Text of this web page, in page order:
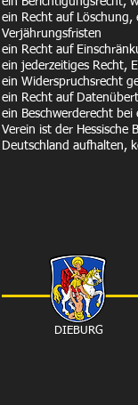
ein Recht auf Löschung,
Verjährungsfristen
ein Recht auf
ein jederzeitiges Recht,
ein Widerspruchsrecht
ein Recht auf
ein Beschwerderecht
Verein ist der
Deutschland aufhalten,
DIEBURG